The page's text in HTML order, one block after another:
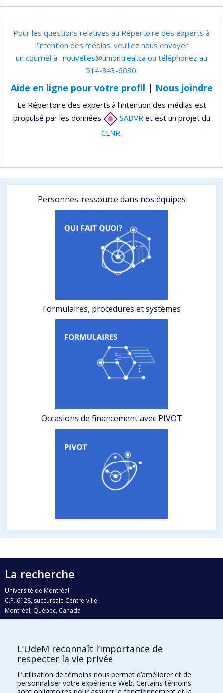
Pour les questions relatives au Répertoire des experts à
l’intention des médias, veuillez nous envoyer
un courriel à : nouvelles@umontreal.ca ou téléphonez au
514-343-6030.
Aide en ligne pour votre profil | Nous joindre
Le Répertoire des experts à l’intention des médias est
propulsé par les données
SADVRet est un projet du
CENR.
Personnes-ressource dans nos équipes
Formulaires, procédures et systèmes
Occasions de financement avec PIVOT
La recherche
Université de Montréal
C.P. 6128, succursale Centre-ville
Montréal, Québec, Canada
H3C 3J7
Qui fait quoi?
Nous trouver
Plan du site
L’UdeM reconnaît l’importance de
respecter la vie privée
L’utilisation de témoins nous permet d’améliorer et de
personnaliser votre expérience Web. Certains témoins
sont obligatoires pour assurer le fonctionnement et la